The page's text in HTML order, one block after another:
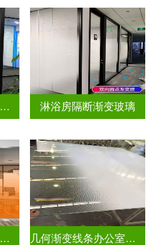
半透明圆点酒店商场渐变装饰玻璃 淋浴房隔断渐变玻璃
半透明圆点酒店商场彩色渐变玻璃 几何渐变线条办公室渐变玻璃